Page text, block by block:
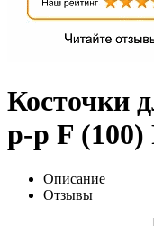
Косточки
р-р F (100)
Описание
Отзывы